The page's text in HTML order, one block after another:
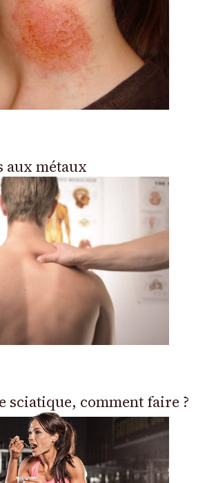
aux métaux
sciatique, comment faire ?